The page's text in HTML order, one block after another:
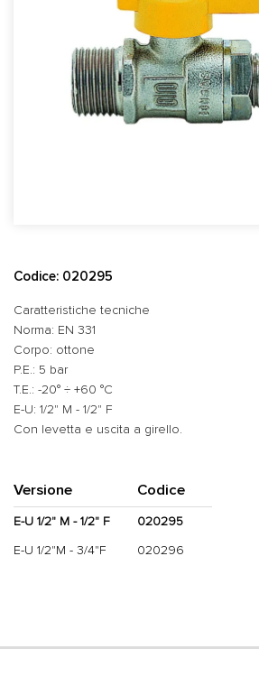
Codice: 020295
Caratteristiche tecniche
Norma: EN 331
Corpo: ottone
P.E.: 5 bar
T.E.: -20° ÷ +60 °C
E-U: 1/2" M - 1/2" F
Con levetta e uscita a girello.
Versione Codice
E-U 1/2" M - 1/2" F
020295
E-U 1/2"M - 3/4"F
020296